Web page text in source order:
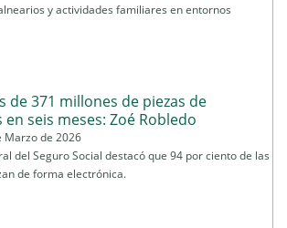
y actividades familiares en entornos
de 371 millones de piezas de
seis meses: Zoé Robledo
Marzo de 2026
del Seguro Social destacó que 94 por ciento de las
de forma electrónica.